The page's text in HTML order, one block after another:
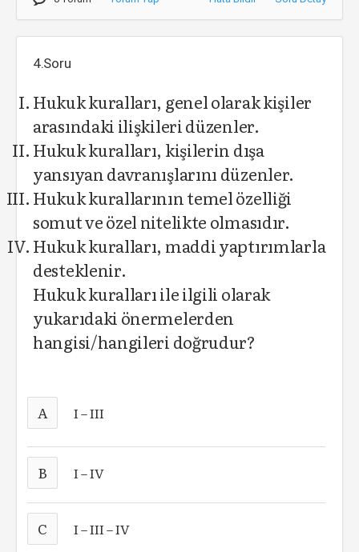
4.Soru
Hukuk kuralları, genel olarak kişiler
arasındaki ilişkileri düzenler.
Hukuk kuralları, kişilerin dışa
yansıyan davranışlarını düzenler.
Hukuk kurallarının temel özelliği
somut ve özel nitelikte olmasıdır.
Hukuk kuralları, maddi yaptırımlarla
desteklenir.
Hukuk kuralları ile ilgili olarak
yukarıdaki önermelerden
hangisi/hangileri doğrudur?
A I – III
B I – IV
C I – III – IV